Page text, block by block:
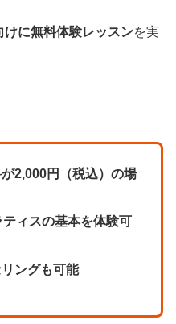
けに無料体験レッスンを実
2,000円（税込）の場
ィスの基本を体験可
ングも可能